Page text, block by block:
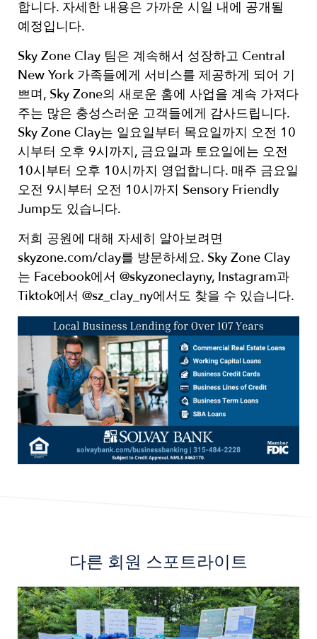
합니다. 자세한 내용은 가까운 시일 내에 공개될
예정입니다.
Sky Zone Clay 팀은 계속해서 성장하고 Central
New York 가족들에게 서비스를 제공하게 되어 기
쁘며, Sky Zone의 새로운 홈에 사업을 계속 가져다
주는 많은 충성스러운 고객들에게 감사드립니다.
Sky Zone Clay는 일요일부터 목요일까지 오전 10
시부터 오후 9시까지, 금요일과 토요일에는 오전
10시부터 오후 10시까지 영업합니다. 매주 금요일
오전 9시부터 오전 10시까지 Sensory Friendly
Jump도 있습니다.
저희 공원에 대해 자세히 알아보려면
skyzone.com/clay를 방문하세요. Sky Zone Clay
는 Facebook에서 @skyzoneclayny, Instagram과
Tiktok에서 @sz_clay_ny에서도 찾을 수 있습니다.
다른 회원 스포트라이트
Image